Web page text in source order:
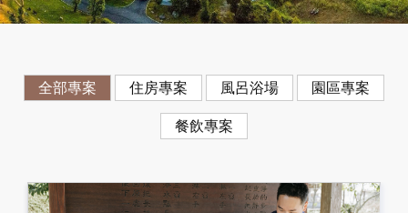
全部專案 住房專案 風呂浴場 園區專案
餐飲專案